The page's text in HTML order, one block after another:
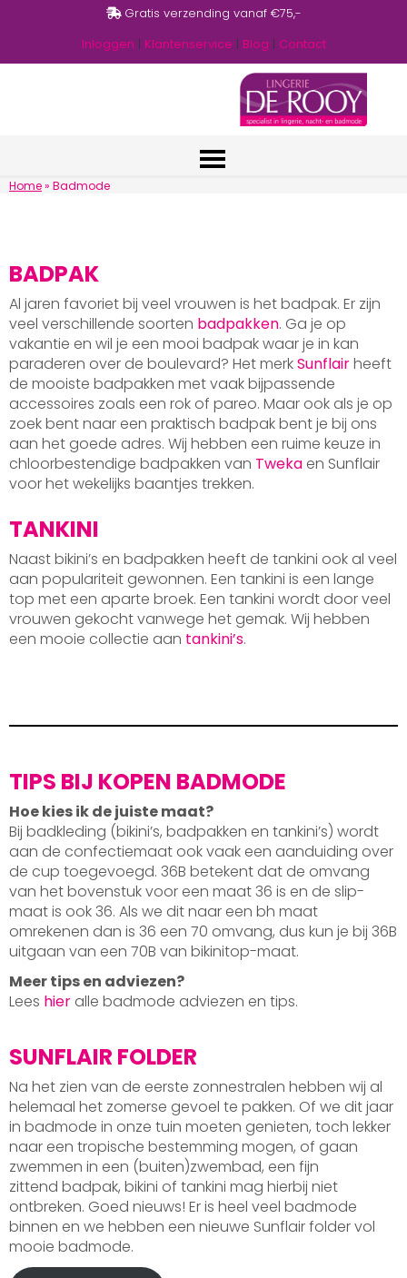
Gratis verzending vanaf €75,-
Inloggen | Klantenservice | Blog | Contact
Home» Badmode
BADPAK
Al jaren favoriet bij veel vrouwen is het badpak. Er zijn
veel verschillende soorten badpakken. Ga je op
vakantie en wil je een mooi badpak waar je in kan
paraderen over de boulevard? Het merkSunflairheeft
de mooiste badpakken met vaak bijpassende
accessoires zoals een rok of pareo. Maar ook als je op
zoek bent naar een praktisch badpak bent je bij ons
aan het goede adres. Wij hebben een ruime keuze in
chloorbestendige badpakken van Tweka en Sunflair
voor het wekelijks baantjes trekken.
TANKINI
Naast bikini’s en badpakken heeft de tankini ook al veel
aan populariteit gewonnen. Een tankini is een lange
top met een aparte broek. Een tankini wordt door veel
vrouwen gekocht vanwege het gemak. Wij hebben
een mooie collectie aan tankini’s.
TIPS BIJ KOPEN BADMODE
Hoe kies ik de juiste maat?
Bij badkleding (bikini’s, badpakken en tankini’s) wordt
aan de confectiemaat ook vaak een aanduiding over
de cup toegevoegd. 36B betekent dat de omvang
van het bovenstuk voor een maat 36 is en de slip-
maat is ook 36. Als we dit naar een bh maat
omrekenen dan is 36 een 70 omvang, dus kun je bij 36B
uitgaan van een 70B van bikinitop-maat.
Meer tips en adviezen?
Lees hier alle badmode adviezen en tips.
SUNFLAIR FOLDER
Na het zien van de eerste zonnestralen hebben wij al
helemaal het zomerse gevoel te pakken. Of we dit jaar
in badmode in onze tuin moeten genieten, toch lekker
naar een tropische bestemming mogen, of gaan
zwemmen in een (buiten)zwembad, een fijn
zittend badpak, bikini of tankini mag hierbij niet
ontbreken. Goed nieuws! Er is heel veel badmode
binnen en we hebben een nieuwe Sunflair folder vol
mooie badmode.